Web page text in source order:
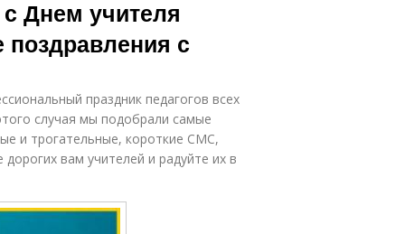
Днем учителя
поздравления с
праздник педагогов всех
случая мы подобрали самые
и трогательные, короткие СМС,
вам учителей и радуйте их в